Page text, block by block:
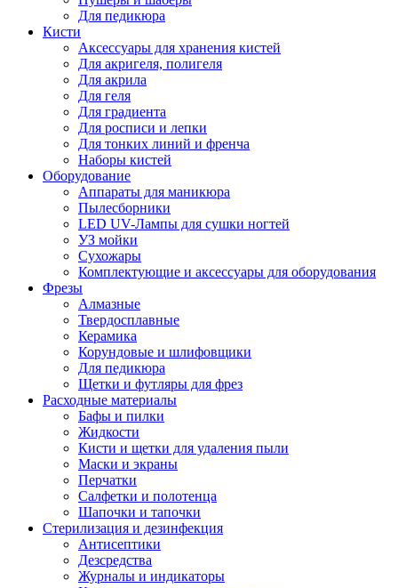
Для педикюра
Кисти
Аксессуары для хранения кистей
Для акригеля, полигеля
Для акрила
Для геля
Для градиента
Для росписи и лепки
Для тонких линий и френча
Наборы кистей
Оборудование
Аппараты для маникюра
Пылесборники
LED UV-Лампы для сушки ногтей
УЗ мойки
Сухожары
Комплектующие и аксессуары для оборудования
Фрезы
Алмазные
Твердосплавные
Керамика
Корундовые и шлифовщики
Для педикюра
Щетки и футляры для фрез
Расходные материалы
Бафы и пилки
Жидкости
Кисти и щетки для удаления пыли
Маски и экраны
Перчатки
Салфетки и полотенца
Шапочки и тапочки
Стерилизация и дезинфекция
Антисептики
Дезсредства
Журналы и индикаторы